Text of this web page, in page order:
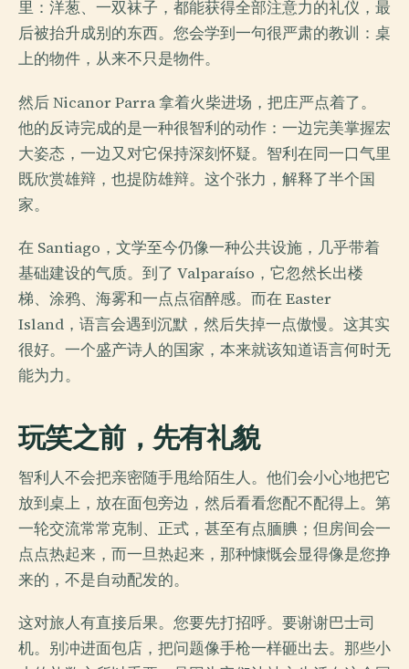
里：洋葱、一双袜子，都能获得全部注意力的礼仪，最
后被抬升成别的东西。您会学到一句很严肃的教训：桌
上的物件，从来不只是物件。
然后 Nicanor Parra 拿着火柴进场，把庄严点着了。
他的反诗完成的是一种很智利的动作：一边完美掌握宏
大姿态，一边又对它保持深刻怀疑。智利在同一口气里
既欣赏雄辩，也提防雄辩。这个张力，解释了半个国
家。
在 Santiago，文学至今仍像一种公共设施，几乎带着
基础建设的气质。到了 Valparaíso，它忽然长出楼
梯、涂鸦、海雾和一点点宿醉感。而在 Easter
Island，语言会遇到沉默，然后失掉一点傲慢。这其实
很好。一个盛产诗人的国家，本来就该知道语言何时无
能为力。
玩笑之前，先有礼貌
智利人不会把亲密随手甩给陌生人。他们会小心地把它
放到桌上，放在面包旁边，然后看看您配不配得上。第
一轮交流常常克制、正式，甚至有点腼腆；但房间会一
点点热起来，而一旦热起来，那种慷慨会显得像是您挣
来的，不是自动配发的。
这对旅人有直接后果。您要先打招呼。要谢谢巴士司
机。别冲进面包店，把问题像手枪一样砸出去。那些小